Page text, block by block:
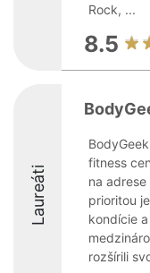
Rock, ...
8.5
Laureáti
fitness
na
prioritou
kondície
rozšírili